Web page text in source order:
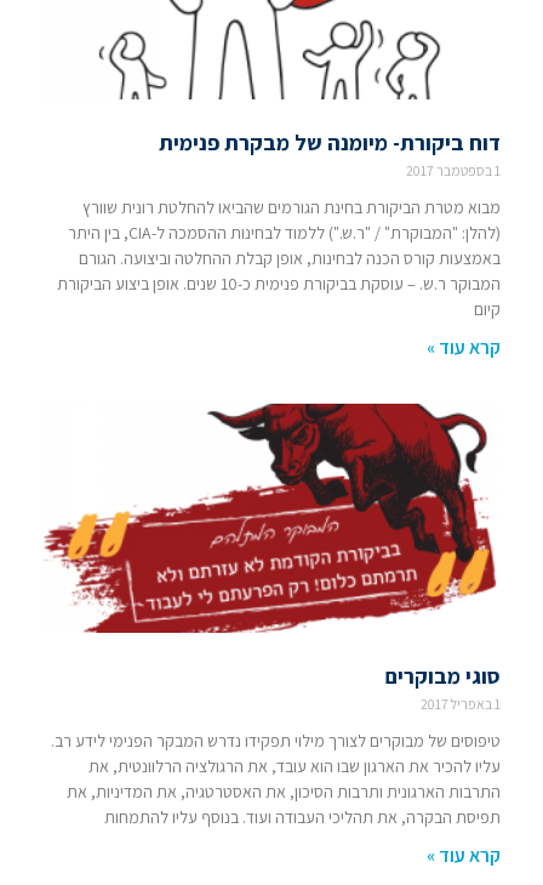
דוח ביקורת- מיומנה של מבקרת פנימית
1 בספטמבר 2017
מבוא מטרת הביקורת בחינת הגורמים שהביאו להחלטת רונית שוורץ
(להלן: "המבוקרת" / "ר.ש.") ללמוד לבחינות ההסמכה ל-CIA, בין היתר
באמצעות קורס הכנה לבחינות, אופן קבלת ההחלטה וביצועה. הגורם
המבוקר ר.ש. – עוסקת בביקורת פנימית כ-10 שנים. אופן ביצוע הביקורת
קיום
קרא עוד »
סוגי מבוקרים
1 באפריל 2017
טיפוסים של מבוקרים לצורך מילוי תפקידו נדרש המבקר הפנימי לידע רב.
עליו להכיר את הארגון שבו הוא עובד, את הרגולציה הרלוונטית, את
התרבות הארגונית ותרבות הסיכון, את האסטרטגיה, את המדיניות, את
תפיסת הבקרה, את תהליכי העבודה ועוד. בנוסף עליו להתמחות
קרא עוד »